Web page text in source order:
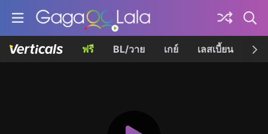
ฟรี BL/วาย เกย์ เลสเบี้ยน เค